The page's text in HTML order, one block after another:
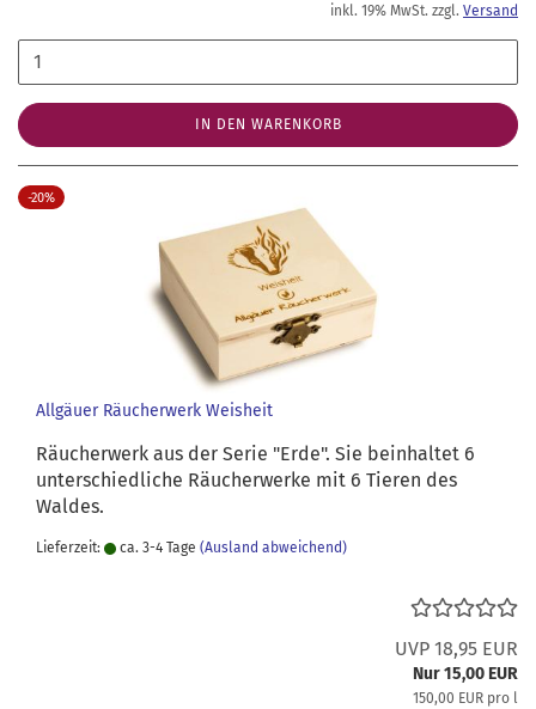
inkl. 19% MwSt. zzgl. Versand
IN DEN WARENKORB
-20%
Allgäuer Räucherwerk Weisheit
Räucherwerk aus der Serie "Erde". Sie beinhaltet 6
unterschiedliche Räucherwerke mit 6 Tieren des
Waldes.
Lieferzeit: ca. 3-4 Tage (Ausland abweichend)
UVP 18,95 EUR
Nur 15,00 EUR
150,00 EUR pro l